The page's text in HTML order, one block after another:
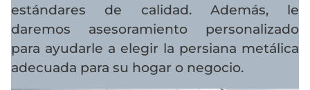
estándares de calidad. Además, le
daremos asesoramiento personalizado
para ayudarle a elegir la persiana metálica
adecuada para su hogar o negocio.